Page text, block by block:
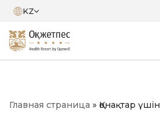
Skip
to
KZ
Главная страница » Қонақтар үшін